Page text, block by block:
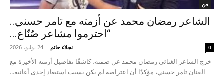
فن
الشاعر رمضان محمد عن أزمته مع تامر حسني..
“احترموا مشاعر صُنّاع...
نجلاء حاتم - 24 يوليو، 2026 0
خرج الشاعر الغنائي رمضان محمد عن صمته، كاشفًا تفاصيل أزمته الأخيرة مع
الفنان تامر حسني، مؤكدًا أن اعتراضه لم يكن بسبب استبعاد إحدى أغانيه...